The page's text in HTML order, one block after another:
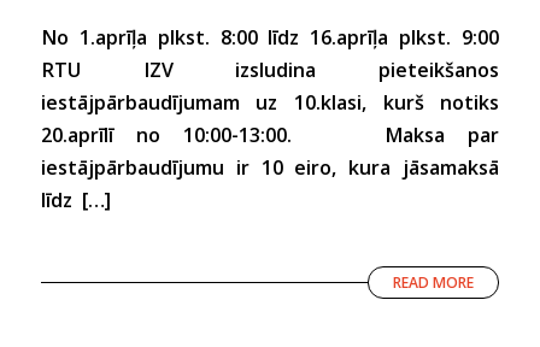
No 1.aprīļa plkst. 8:00 līdz 16.aprīļa plkst. 9:00
RTU IZV izsludina pieteikšanos
iestājpārbaudījumam uz 10.klasi, kurš notiks
20.aprīlī no 10:00-13:00. Maksa par
iestājpārbaudījumu ir 10 eiro, kura jāsamaksā
līdz […]
READ MORE